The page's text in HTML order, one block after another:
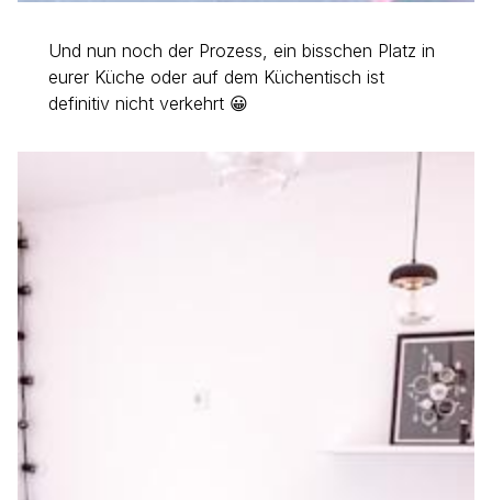
Und nun noch der Prozess, ein bisschen Platz in
eurer Küche oder auf dem Küchentisch ist
definitiv nicht verkehrt 😀